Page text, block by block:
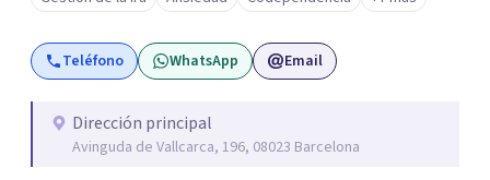
Teléfono WhatsApp Email
Dirección principal
Avinguda de Vallcarca, 196, 08023 Barcelona